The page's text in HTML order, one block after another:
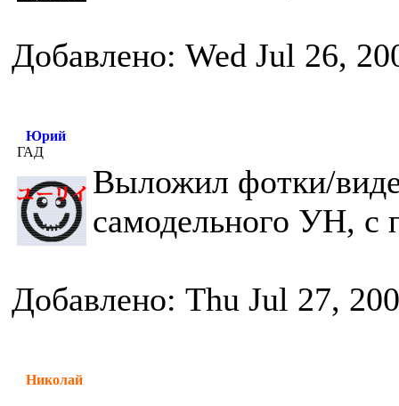
Добавлено: Wed Jul 26,
Юрий
ГАД
Выложил фотки/
самодельного УН, с
Добавлено: Thu Jul 27,
Николай